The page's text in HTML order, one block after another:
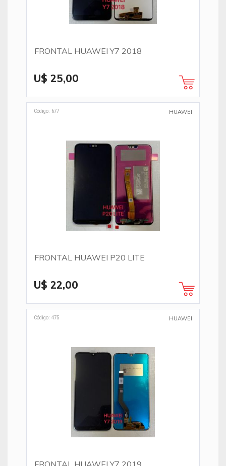
FRONTAL HUAWEI Y7 2018
U$ 25,00
Código: 677 HUAWEI
FRONTAL HUAWEI P20 LITE
U$ 22,00
Código: 475 HUAWEI
FRONTAL HUAWEI Y7 2019